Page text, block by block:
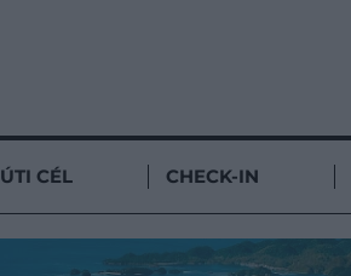
ÚTI CÉL CHECK-IN